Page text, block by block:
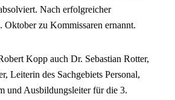
Nach erfolgreicher
zu Kommissaren ernannt.
Kopp auch Dr. Sebastian Rotter,
Leiterin des Sachgebiets Personal,
und Ausbildungsleiter für die 3.